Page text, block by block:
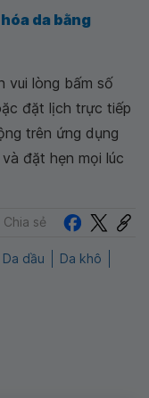
da bằng
vui lòng bấm số
đặt lịch trực tiếp
trên ứng dụng
đặt hẹn mọi lúc
Chia sẻ
Da dầu
Da khô